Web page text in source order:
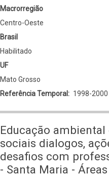
Macrorregião
Centro-Oeste
Brasil
Habilitado
UF
Mato Grosso
Referência Temporal
1998-2000
Educação
sociais dialogos,
desafios com
- Santa Maria -